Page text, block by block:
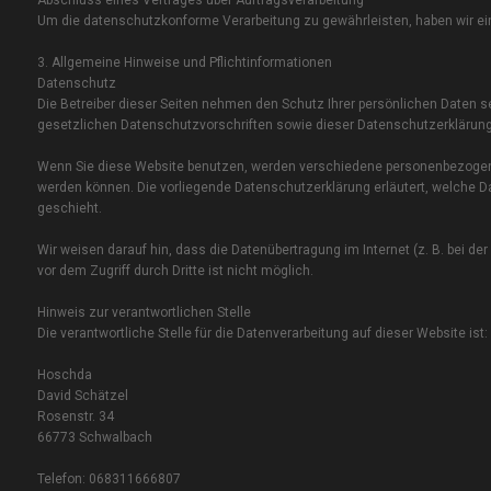
Um die datenschutzkonforme Verarbeitung zu gewährleisten, haben wir
3. Allgemeine Hinweise und Pflicht­informationen
Datenschutz
Die Betreiber dieser Seiten nehmen den Schutz Ihrer persönlichen
gesetzlichen Datenschutzvorschriften sowie dieser
Wenn Sie diese Website benutzen, werden verschiedene
werden können. Die vorliegende Datenschutzerklärung erläutert, welche
geschieht.
Wir weisen darauf hin, dass die Datenübertragung im Internet (z. B. bei
vor dem Zugriff durch Dritte ist nicht möglich.
Hinweis zur verantwortlichen Stelle
Die verantwortliche Stelle für die Datenverarbeitung auf dieser Website ist:
Hoschda
David Schätzel
Rosenstr. 34
66773 Schwalbach
Telefon: 068311666807